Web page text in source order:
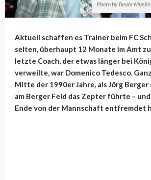
Photo by Beate
Aktuell schaffen es Trainer beim FC
selten, überhaupt 12 Monate im Amt
letzte Coach, der etwas länger bei
verweilte, war Domenico Tedesco.
Mitte der 1990er Jahre, als Jörg
am Berger Feld das Zepter führte – und
Ende von der Mannschaft entfremdet